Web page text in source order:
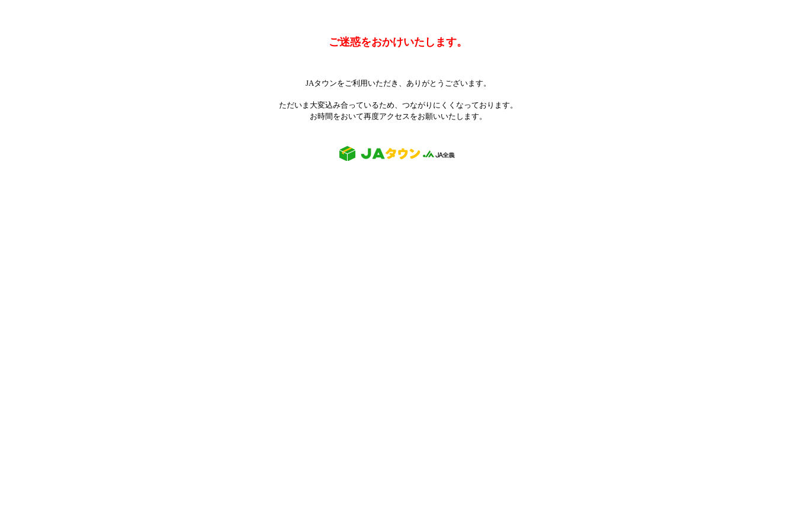
ご迷惑をおかけいたします。
JAタウンをご利用いただき、ありがとうございます。
ただいま大変込み合っているため、つながりにくくなっております。
お時間をおいて再度アクセスをお願いいたします。